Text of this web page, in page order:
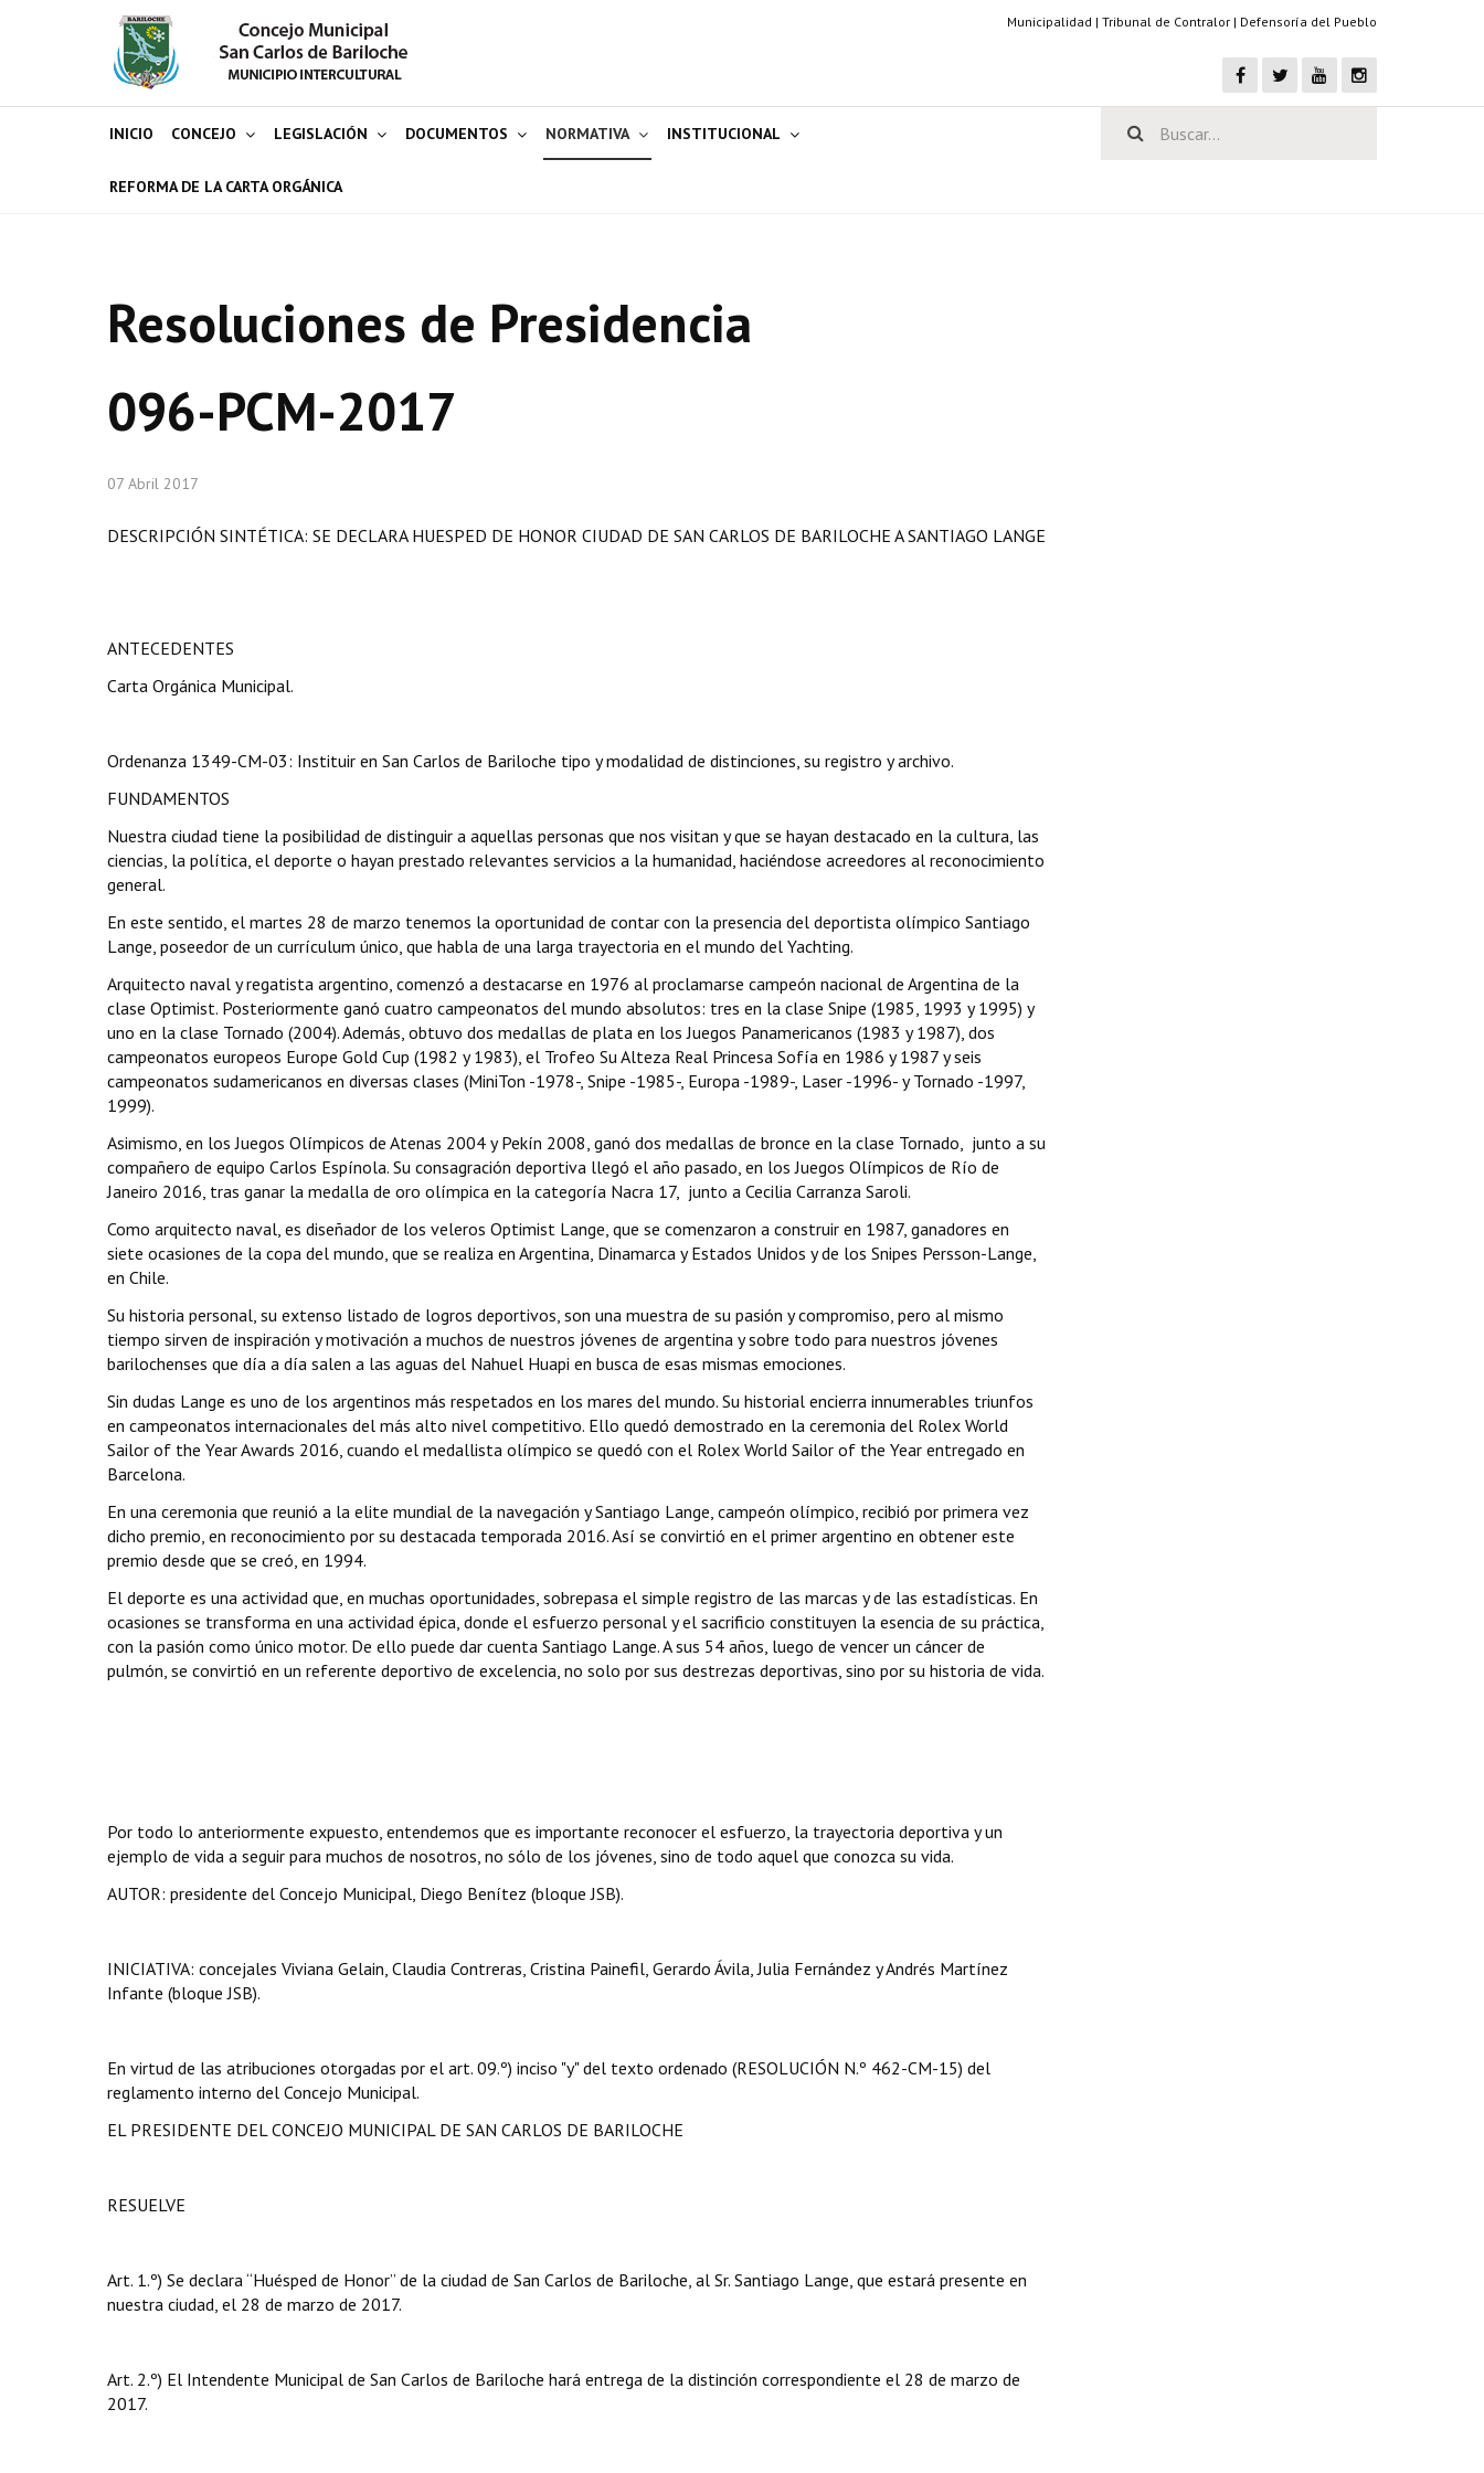
Municipalidad | Tribunal de Contralor | Defensoría del Pueblo
INICIO CONCEJO LEGISLACIÓN DOCUMENTOS NORMATIVA INSTITUCIONAL
REFORMA DE LA CARTA ORGÁNICA
Resoluciones de Presidencia
096-PCM-2017
07 Abril 2017
DESCRIPCIÓN SINTÉTICA: SE DECLARA HUESPED DE HONOR CIUDAD DE SAN CARLOS DE BARILOCHE A SANTIAGO LANGE
ANTECEDENTES
Carta Orgánica Municipal.
Ordenanza 1349-CM-03: Instituir en San Carlos de Bariloche tipo y modalidad de distinciones, su registro y archivo.
FUNDAMENTOS
Nuestra ciudad tiene la posibilidad de distinguir a aquellas personas que nos visitan y que se hayan destacado en la cultura, las
ciencias, la política, el deporte o hayan prestado relevantes servicios a la humanidad, haciéndose acreedores al reconocimiento
general.
En este sentido, el martes 28 de marzo tenemos la oportunidad de contar con la presencia del deportista olímpico Santiago
Lange, poseedor de un currículum único, que habla de una larga trayectoria en el mundo del Yachting.
Arquitecto naval y regatista argentino, comenzó a destacarse en 1976 al proclamarse campeón nacional de Argentina de la
clase Optimist. Posteriormente ganó cuatro campeonatos del mundo absolutos: tres en la clase Snipe (1985, 1993 y 1995) y
uno en la clase Tornado (2004). Además, obtuvo dos medallas de plata en los Juegos Panamericanos (1983 y 1987), dos
campeonatos europeos Europe Gold Cup (1982 y 1983), el Trofeo Su Alteza Real Princesa Sofía en 1986 y 1987 y seis
campeonatos sudamericanos en diversas clases (MiniTon -1978-, Snipe -1985-, Europa -1989-, Laser -1996- y Tornado -1997,
1999).
Asimismo, en los Juegos Olímpicos de Atenas 2004 y Pekín 2008, ganó dos medallas de bronce en la clase Tornado, junto a su
compañero de equipo Carlos Espínola. Su consagración deportiva llegó el año pasado, en los Juegos Olímpicos de Río de
Janeiro 2016, tras ganar la medalla de oro olímpica en la categoría Nacra 17, junto a Cecilia Carranza Saroli.
Como arquitecto naval, es diseñador de los veleros Optimist Lange, que se comenzaron a construir en 1987, ganadores en
siete ocasiones de la copa del mundo, que se realiza en Argentina, Dinamarca y Estados Unidos y de los Snipes Persson-Lange,
en Chile.
Su historia personal, su extenso listado de logros deportivos, son una muestra de su pasión y compromiso, pero al mismo
tiempo sirven de inspiración y motivación a muchos de nuestros jóvenes de argentina y sobre todo para nuestros jóvenes
barilochenses que día a día salen a las aguas del Nahuel Huapi en busca de esas mismas emociones.
Sin dudas Lange es uno de los argentinos más respetados en los mares del mundo. Su historial encierra innumerables triunfos
en campeonatos internacionales del más alto nivel competitivo. Ello quedó demostrado en la ceremonia del Rolex World
Sailor of the Year Awards 2016, cuando el medallista olímpico se quedó con el Rolex World Sailor of the Year entregado en
Barcelona.
En una ceremonia que reunió a la elite mundial de la navegación y Santiago Lange, campeón olímpico, recibió por primera vez
dicho premio, en reconocimiento por su destacada temporada 2016. Así se convirtió en el primer argentino en obtener este
premio desde que se creó, en 1994.
El deporte es una actividad que, en muchas oportunidades, sobrepasa el simple registro de las marcas y de las estadísticas. En
ocasiones se transforma en una actividad épica, donde el esfuerzo personal y el sacrificio constituyen la esencia de su práctica,
con la pasión como único motor. De ello puede dar cuenta Santiago Lange. A sus 54 años, luego de vencer un cáncer de
pulmón, se convirtió en un referente deportivo de excelencia, no solo por sus destrezas deportivas, sino por su historia de vida.
Por todo lo anteriormente expuesto, entendemos que es importante reconocer el esfuerzo, la trayectoria deportiva y un
ejemplo de vida a seguir para muchos de nosotros, no sólo de los jóvenes, sino de todo aquel que conozca su vida.
AUTOR: presidente del Concejo Municipal, Diego Benítez (bloque JSB).
INICIATIVA: concejales Viviana Gelain, Claudia Contreras, Cristina Painefil, Gerardo Ávila, Julia Fernández y Andrés Martínez
Infante (bloque JSB).
En virtud de las atribuciones otorgadas por el art. 09.º) inciso "y" del texto ordenado (RESOLUCIÓN N.º 462-CM-15) del
reglamento interno del Concejo Municipal.
EL PRESIDENTE DEL CONCEJO MUNICIPAL DE SAN CARLOS DE BARILOCHE
RESUELVE
Art. 1.º) Se declara “Huésped de Honor” de la ciudad de San Carlos de Bariloche, al Sr. Santiago Lange, que estará presente en
nuestra ciudad, el 28 de marzo de 2017.
Art. 2.º) El Intendente Municipal de San Carlos de Bariloche hará entrega de la distinción correspondiente el 28 de marzo de
2017.